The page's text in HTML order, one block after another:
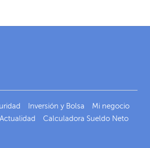
Inversión y Bolsa
Mi negocio
Actualidad
Calculadora Sueldo Neto